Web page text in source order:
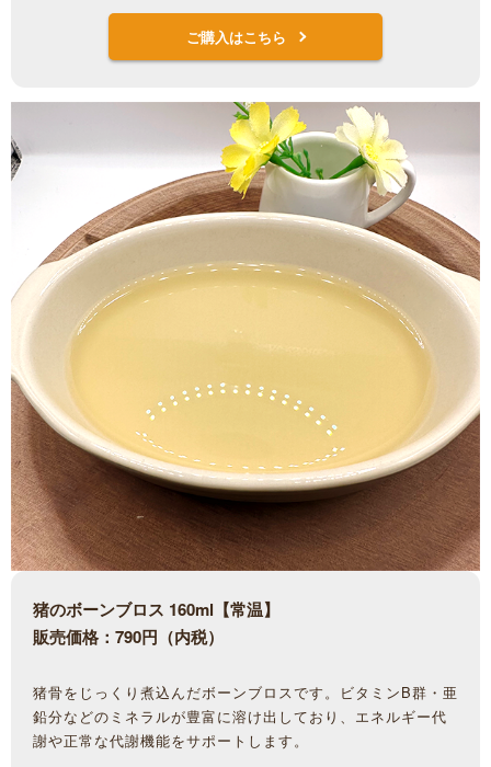
ご購入はこちら
猪のボーンブロス 160ml【常温】
販売価格：790円（内税）
猪骨をじっくり煮込んだボーンブロスです。ビタミンB群・亜
鉛分などのミネラルが豊富に溶け出しており、エネルギー代
謝や正常な代謝機能をサポートします。